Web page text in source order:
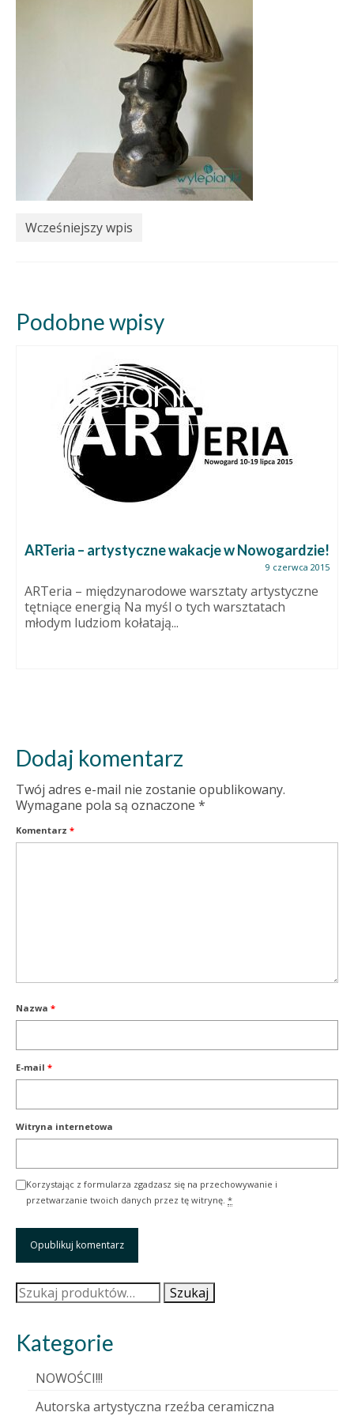
Wcześniejszy wpis
Podobne wpisy
ARTeria – artystyczne wakacje w Nowogardzie!
9 czerwca 2015
ARTeria – międzynarodowe warsztaty artystyczne
tętniące energią Na myśl o tych warsztatach
młodym ludziom kołatają...
Dodaj komentarz
Twój adres e-mail nie zostanie opublikowany.
Wymagane pola są oznaczone *
Komentarz *
Nazwa *
E-mail *
Witryna internetowa
Korzystając z formularza zgadzasz się na przechowywanie i
przetwarzanie twoich danych przez tę witrynę. *
Szukaj: Szukaj
Kategorie
NOWOŚCI!!!
Autorska artystyczna rzeźba ceramiczna